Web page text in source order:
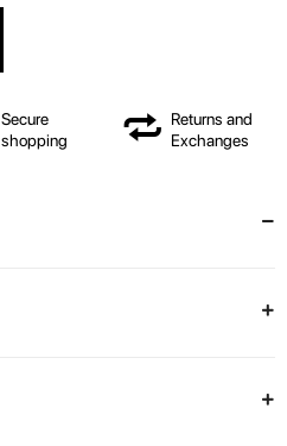
Secure
shopping
Returns and
Exchanges